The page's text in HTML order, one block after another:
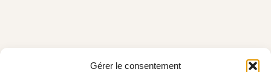
Gérer le consentement